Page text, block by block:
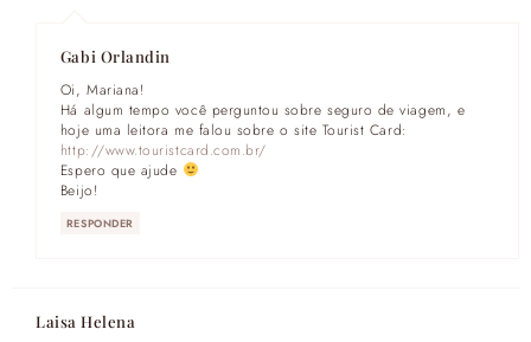
Gabi Orlandin
Oi, Mariana!
Há algum tempo você perguntou sobre seguro de viagem, e
hoje uma leitora me falou sobre o site Tourist Card:
http://www.touristcard.com.br/
Espero que ajude
Beijo!
RESPONDER
Laisa Helena